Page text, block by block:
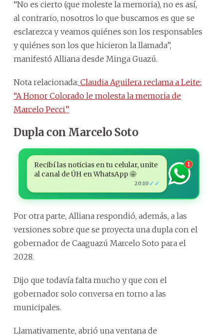
“No es cierto (que moleste la memoria), no es así,
al contrario, nosotros lo que buscamos es que se
esclarezca y veamos quiénes son los responsables
y quiénes son los que hicieron la llamada”,
manifestó Alliana desde Minga Guazú.
Nota relacionada: Claudia Aguilera reclama a Leite:
“A Honor Colorado le molesta la memoria de
Marcelo Pecci”
Dupla con Marcelo Soto
Recibí las noticias en tu celular, unite
al canal de ÚH en WhatsApp 🤩
20:10 ✓✓
1
Por otra parte, Alliana respondió, además, a las
versiones sobre que se proyecta una dupla con el
gobernador de Caaguazú Marcelo Soto para el
2028.
Dijo que todavía falta mucho y que con el
gobernador solo conversa en torno a las
municipales.
Llamativamente, abrió una ventana de